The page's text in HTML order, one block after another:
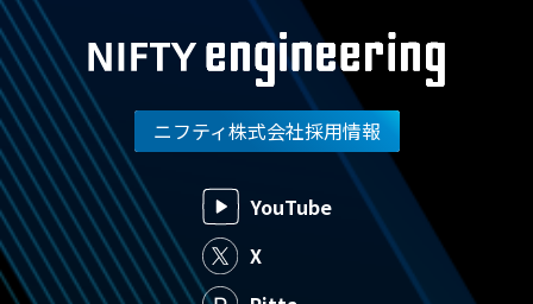
ニフティ株式会社採用情報
YouTube
X